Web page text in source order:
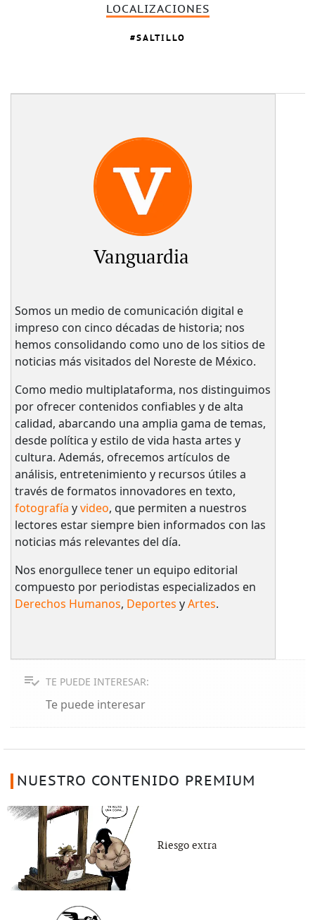
LOCALIZACIONES
SALTILLO
Vanguardia
Somos un medio de comunicación digital e
impreso con cinco décadas de historia; nos
hemos consolidando como uno de los sitios de
noticias más visitados del Noreste de México.
Como medio multiplataforma, nos distinguimos
por ofrecer contenidos confiables y de alta
calidad, abarcando una amplia gama de temas,
desde política y estilo de vida hasta artes y
cultura. Además, ofrecemos artículos de
análisis, entretenimiento y recursos útiles a
través de formatos innovadores en texto,
fotografía yvideo, que permiten a nuestros
lectores estar siempre bien informados con las
noticias más relevantes del día.
Nos enorgullece tener un equipo editorial
compuesto por periodistas especializados en
Derechos Humanos, Deportes yArtes.
TE PUEDE INTERESAR:
Te puede interesar
NUESTRO CONTENIDO PREMIUM
Riesgo extra